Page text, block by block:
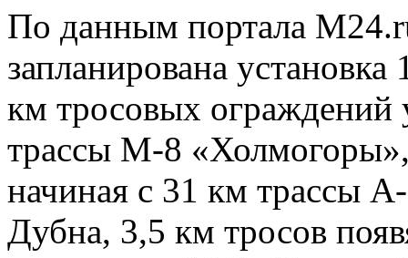
По данным портала
запланирована
км тросовых ограждений
трассы М-8
начиная с 31 км трассы
Дубна, 3,5 км тросов